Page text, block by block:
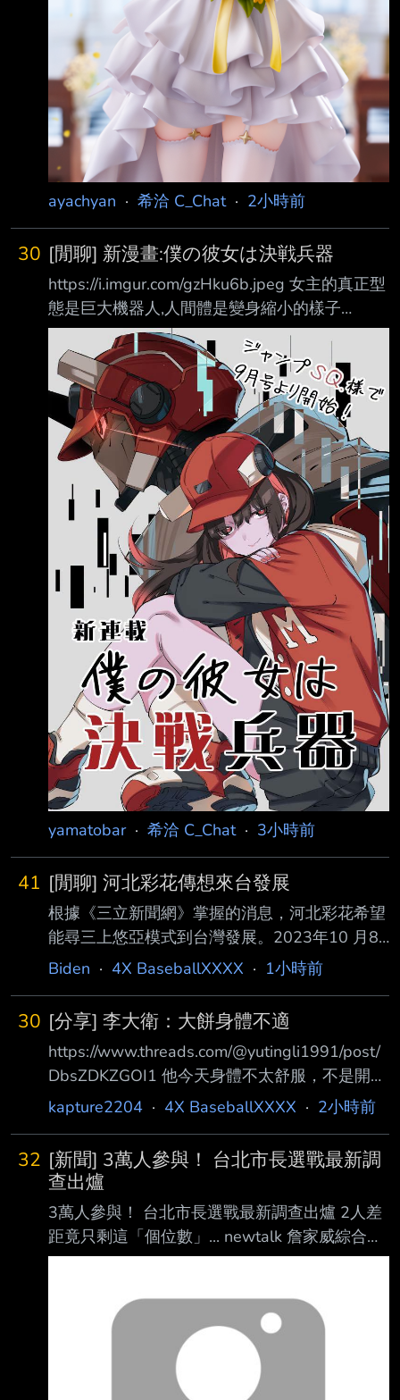
ayachyan · 希洽 C_Chat· 2小時前
30 [閒聊] 新漫畫:僕の彼女は決戦兵器
https://i.imgur.com/gzHku6b.jpeg 女主的真正型
態是巨大機器人,人間體是變身縮小的樣子
https://i.imgur.com/EbUiT1f.jpeg
https://i.imgur.com/SKIY7sI.jpeg
https://i.imgur.com/sST7j0D.jpeg 女主要男主駕
駛她(?) https://i.imgur.com/lFlFt23.jpeg 直接進
去(?)了 https://i.imgur.com/Dmz2yL1.jpeg
https://i.
yamatobar· 希洽 C_Chat· 3小時前
41 [閒聊] 河北彩花傳想來台發展
根據《三立新聞網》掌握的消息，河北彩花希望
能尋三上悠亞模式到台灣發展。2023年10 月8
日三上悠亞受邀到味全龍開球，還登上應援舞台
相當敬業，但前AV女優的身分還是掀起不少討
論。以河北彩花目前的身分，要以 啦啦隊身分
登上中職應援舞台，難度相當高。 --
Biden · 4X BaseballXXXX · 1小時前
30 [分享] 李大衛：大餅身體不適
https://www.threads.com/@yutingli1991/post/
DbsZDKZGOI1 他今天身體不太舒服，不是開玩
笑地那種，祝福他快點好起來！ 怕 總之不要是
kapture2204 · 4X BaseballXXXX · 2小時前
32 [新聞] 3萬人參與！ 台北市長選戰最新調
查出爐
3萬人參與！ 台北市長選戰最新調查出爐 2人差
距竟只剩這「個位數」... newtalk 詹家威綜合報
導 https://newtalk.tw/news/view/2026-08-
北市長選情也逐漸升溫。國民黨已確定由現任市
長蔣萬 安爭取連任；民進黨方面，則徵召不分
區立委沈伯洋出戰。根據今（6）日公布的最新
調 查結果，兩位候選人差距竟只到「個位